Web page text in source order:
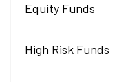
Equity Funds
High Risk Funds